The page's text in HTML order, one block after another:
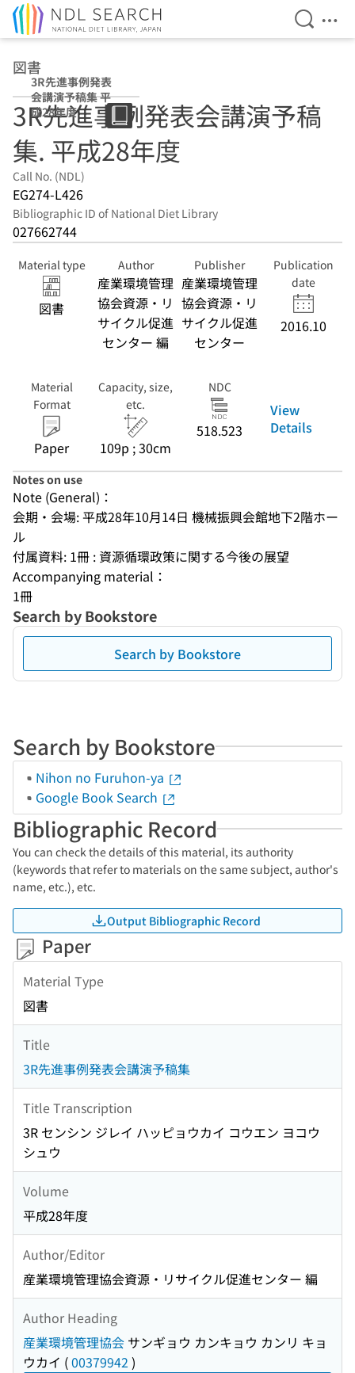
Open
図書
3R先進事例発表
会講演予稿集 平
成28年度
3R先進事例発表会講演予稿
集. 平成28年度
Call No. (NDL)
EG274-L426
Bibliographic ID of National Diet Library
027662744
Material type
図書
Author
産業環境管理
協会資源・リ
サイクル促進
センター 編
Publisher
産業環境管理
協会資源・リ
サイクル促進
センター
Publication
date
2016.10
Material
Format
Paper
Capacity, size,
etc.
109p ; 30cm
NDC
518.523
View
Details
Notes on use
Note (General)：
会期・会場: 平成28年10月14日 機械振興会館地下2階ホー
ル
付属資料: 1冊 : 資源循環政策に関する今後の展望
Accompanying material：
1冊
Search by Bookstore
Search by Bookstore
Search by Bookstore
Nihon no Furuhon-ya
Google Book Search
Bibliographic Record
You can check the details of this material, its authority
(keywords that refer to materials on the same subject, author's
name, etc.), etc.
Output Bibliographic Record
Paper
Material Type
図書
Title
3R先進事例発表会講演予稿集
Title Transcription
3R センシン ジレイ ハッピョウカイ コウエン ヨコウ
シュウ
Volume
平成28年度
Author/Editor
産業環境管理協会資源・リサイクル促進センター 編
Author Heading
産業環境管理協会 サンギョウ カンキョウ カンリ キョ
ウカイ (00379942 )